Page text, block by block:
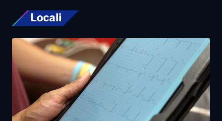
Bari, rubano dall’auto strumentazione
sanitaria dell’organizzazione Medici con
l’Africa Cuamm. L’appello: “Aiutateci”